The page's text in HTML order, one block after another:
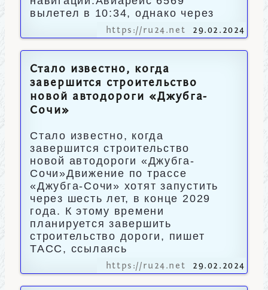
вылетел в 10:34, однако через
https://ru24.net 29.02.2024
Стало известно, когда
завершится строительство
новой автодороги «Джубга-
Сочи»
Стало известно, когда
завершится строительство
новой автодороги «Джубга-
Сочи»Движение по трассе
«Джубга-Сочи» хотят запустить
через шесть лет, в конце 2029
года. К этому времени
планируется завершить
строительство дороги, пишет
ТАСС, ссылаясь
https://ru24.net 29.02.2024